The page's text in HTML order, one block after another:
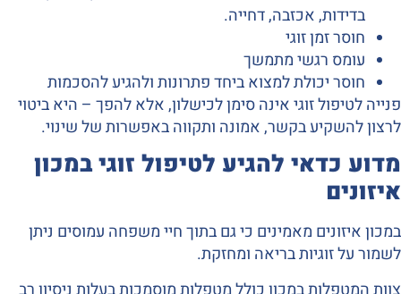
בדידות, אכזבה, דחייה.
חוסר זמן זוגי
עומס רגשי מתמשך
חוסר יכולת למצוא ביחד פתרונות ולהגיע להסכמות
פנייה לטיפול זוגי אינה סימן לכישלון, אלא להפך – היא ביטוי
לרצון להשקיע בקשר, אמונה ותקווה באפשרות של שינוי.
מדוע כדאי להגיע לטיפול זוגי במכון
איזונים
במכון איזונים מאמינים כי גם בתוך חיי משפחה עמוסים ניתן
לשמור על זוגיות בריאה ומחזקת.